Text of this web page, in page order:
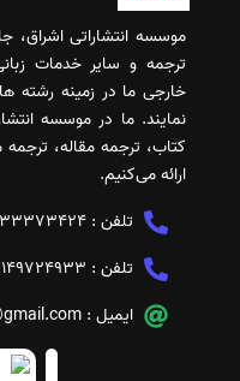
موسسه انتشاراتی اشراق،
ترجمه و سایر خدمات
خارجی ما در زمینه رشته
نمایند. ما در موسسه
کتاب، ترجمه مقاله،
ارائه می‌کنیم.
تلفن :
تلفن :
ایمیل :